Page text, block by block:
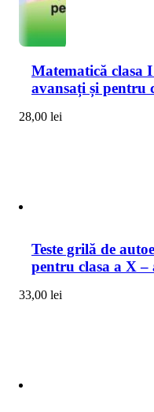
Matematică clasa
avansați și pentru
28,00 lei
Teste grilă de
pentru clasa a X
33,00 lei